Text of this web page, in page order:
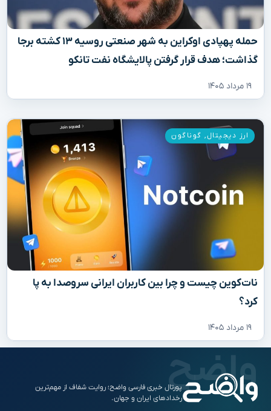
حمله پهپادی اوکراین به شهر صنعتی روسیه ۱۳ کشته برجا
گذاشت؛ هدف قرار گرفتن پالایشگاه نفت تانکو
۱۹ مرداد ۱۴۰۵
نات‌کوین چیست و چرا بین کاربران ایرانی سروصدا به پا
کرد؟
۱۹ مرداد ۱۴۰۵
ارز دیجیتال, گوناگون
پورتال خبری فارسی واضح؛ روایت شفاف از مهم‌ترین
رخدادهای ایران و جهان.